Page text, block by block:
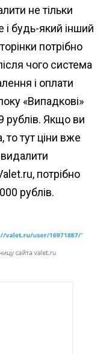
не тільки
і будь-який інший
потрібно
чого система
і оплати
«Випадкові»
рублів. Якщо ви
то тут ціни вже
потрібно
рублів.